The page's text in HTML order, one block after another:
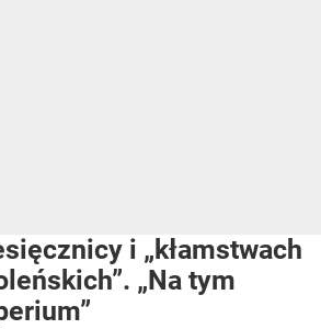
i „kłamstwach
„Na tym